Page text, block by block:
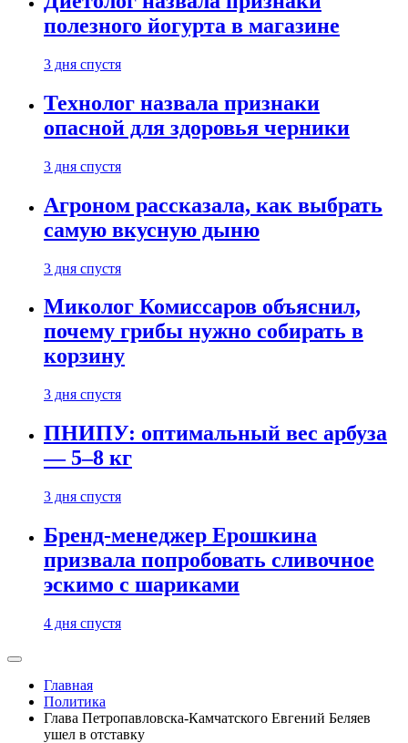
полезного йогурта в магазине
3 дня спустя
Технолог назвала признаки
опасной для здоровья черники
3 дня спустя
Агроном рассказала, как выбрать
самую вкусную дыню
3 дня спустя
Миколог Комиссаров объяснил,
почему грибы нужно собирать в
корзину
3 дня спустя
ПНИПУ: оптимальный вес арбуза
— 5–8 кг
3 дня спустя
Бренд-менеджер Ерошкина
призвала попробовать сливочное
эскимо с шариками
4 дня спустя
Главная
Политика
Глава Петропавловска-Камчатского Евгений Беляев
ушел в отставку